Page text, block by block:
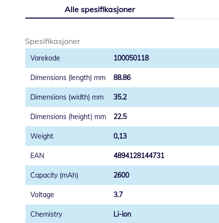
av
Alle spesifikasjoner
Spesifikasjoner
100050118
88.86
35.2
22.5
0,13
4894128144731
2600
3.7
Li-ion